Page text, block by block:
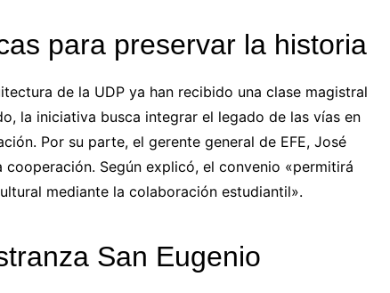
para preservar la historia
de la UDP ya han recibido una clase magistral
la iniciativa busca integrar el legado de las vías en
Por su parte, el gerente general de EFE, José
Según explicó, el convenio «permitirá
mediante la colaboración estudiantil».
San Eugenio